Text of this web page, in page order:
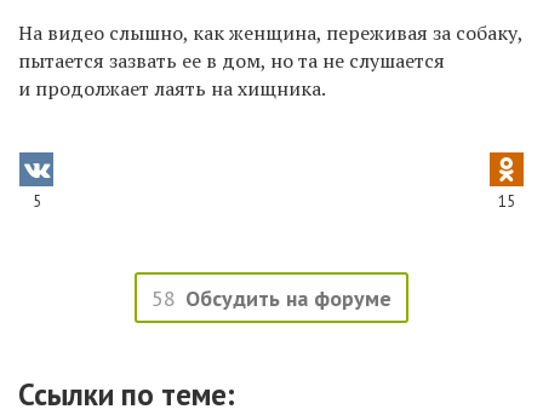
На видео слышно, как женщина, переживая за собаку,
пытается зазвать ее в дом, но та не слушается
и продолжает лаять на хищника.
5 15
58 Обсудить на форуме
Ссылки по теме: